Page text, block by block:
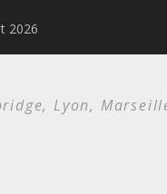
2026
Lyon,